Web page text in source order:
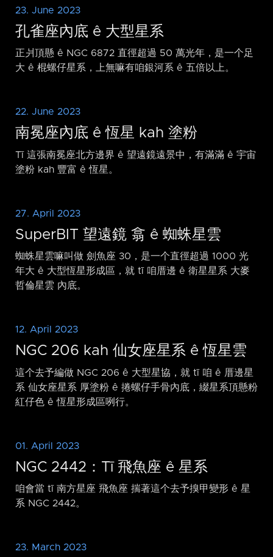
23. June 2023
孔雀座內底 ê 大型星系
正爿頂懸 ê NGC 6872 直徑超過 50 萬光年，是一个足
大 ê 棍螺仔星系，上無嘛有咱銀河系 ê 五倍以上。
22. June 2023
南冕座內底 ê 恆星 kah 塗粉
Tī 這張南冕座北方邊界 ê 望遠鏡遠景中，有滿滿 ê 宇宙
塗粉 kah 豐富 ê 恆星。
27. April 2023
SuperBIT 望遠鏡 翕 ê 蜘蛛星雲
蜘蛛星雲嘛叫做 劍魚座 30，是一个直徑超過 1000 光
年大 ê 大型恆星形成區，就 tī 咱厝邊 ê 衛星星系 大麥
哲倫星雲 內底。
12. April 2023
NGC 206 kah 仙女座星系 ê 恆星雲
這个去予編做 NGC 206 ê 大型星協，就 tī 咱 ê 厝邊星
系 仙女座星系 厚塗粉 ê 捲螺仔手骨內底，綴星系頂懸粉
紅仔色 ê 恆星形成區咧行。
01. April 2023
NGC 2442：Tī 飛魚座 ê 星系
咱會當 tī 南方星座 飛魚座 揣著這个去予搝甲變形 ê 星
系 NGC 2442。
23. March 2023